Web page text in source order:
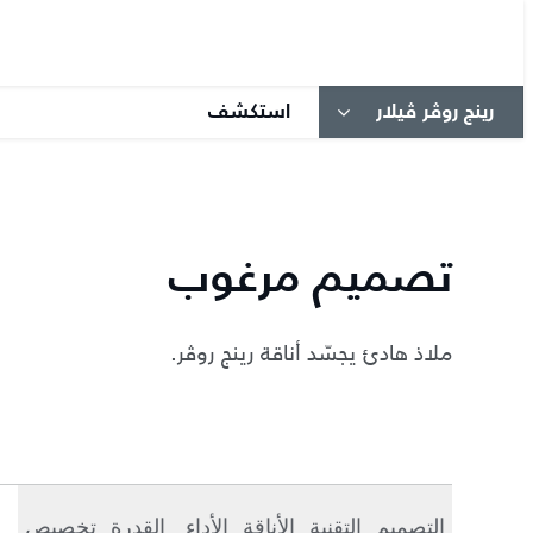
رينج روڤر ڤيلار استكشف
تصميم مرغوب
ملاذ هادئ يجسّد أناقة رينج روڤر.
التصميم التقنية الأناقة الأداء القدرة تخصيص